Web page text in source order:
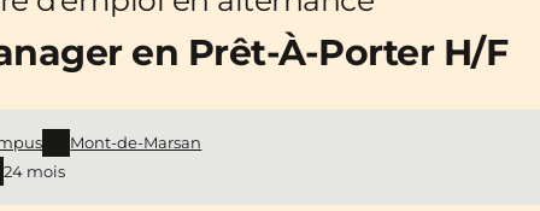
en Prêt-À-Porter H/F
Mont-de-Marsan
24 mois